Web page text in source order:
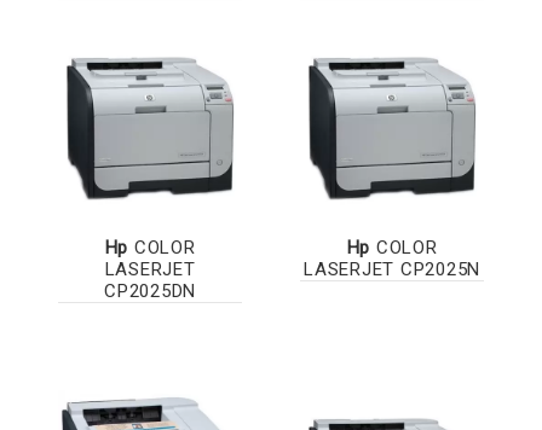
Hp COLOR
LASERJET
CP2025DN
Hp COLOR
LASERJET CP2025N